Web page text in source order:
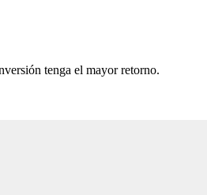
tenga el mayor retorno.